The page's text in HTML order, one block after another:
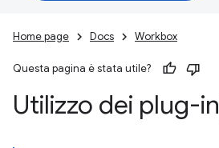
Home page Docs Workbox
Questa pagina è stata utile?
Utilizzo dei plug-in